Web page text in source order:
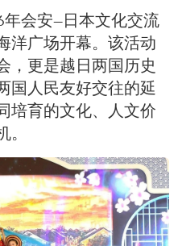
年会安—日本文化交流
洋广场开幕。该活动
，更是越日两国历史
国人民友好交往的延
培育的文化、人文价